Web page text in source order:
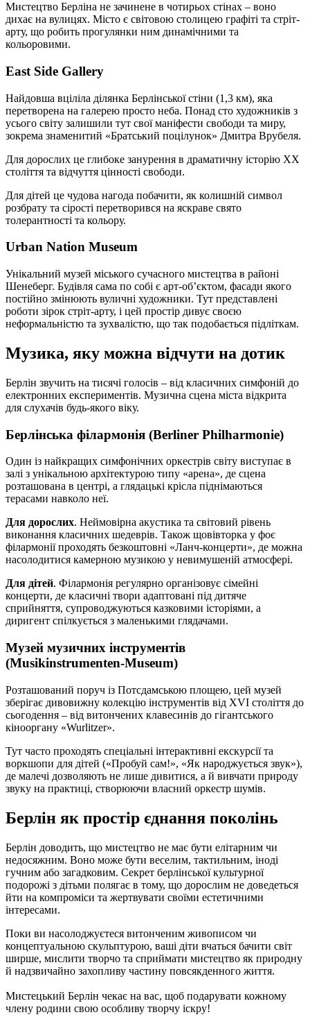
Мистецтво Берліна не зачинене в чотирьох стінах – воно
дихає на вулицях. Місто є світовою столицею графіті та стріт-
арту, що робить прогулянки ним динамічними та
кольоровими.
East Side Gallery
Найдовша вціліла ділянка Берлінської стіни (1,3 км), яка
перетворена на галерею просто неба. Понад сто художників з
усього світу залишили тут свої маніфести свободи та миру,
зокрема знаменитий «Братський поцілунок» Дмитра Врубеля.
Для дорослих це глибоке занурення в драматичну історію ХХ
століття та відчуття цінності свободи.
Для дітей це чудова нагода побачити, як колишній символ
розбрату та сірості перетворився на яскраве свято
толерантності та кольору.
Urban Nation Museum
Унікальний музей міського сучасного мистецтва в районі
Шенеберг. Будівля сама по собі є арт-об’єктом, фасади якого
постійно змінюють вуличні художники. Тут представлені
роботи зірок стріт-арту, і цей простір дивує своєю
неформальністю та зухвалістю, що так подобається підліткам.
Музика, яку можна відчути на дотик
Берлін звучить на тисячі голосів – від класичних симфоній до
електронних експериментів. Музична сцена міста відкрита
для слухачів будь-якого віку.
Берлінська філармонія (Berliner Philharmonie)
Один із найкращих симфонічних оркестрів світу виступає в
залі з унікальною архітектурою типу «арена», де сцена
розташована в центрі, а глядацькі крісла піднімаються
терасами навколо неї.
Для дорослих. Неймовірна акустика та світовий рівень
виконання класичних шедеврів. Також щовівторка у фоє
філармонії проходять безкоштовні «Ланч-концерти», де можна
насолодитися камерною музикою у невимушеній атмосфері.
Для дітей. Філармонія регулярно організовує сімейні
концерти, де класичні твори адаптовані під дитяче
сприйняття, супроводжуються казковими історіями, а
диригент спілкується з маленькими глядачами.
Музей музичних інструментів
(Musikinstrumenten-Museum)
Розташований поруч із Потсдамською площею, цей музей
зберігає дивовижну колекцію інструментів від XVI століття до
сьогодення – від витончених клавесинів до гігантського
кінооргану «Wurlitzer».
Тут часто проходять спеціальні інтерактивні екскурсії та
воркшопи для дітей («Пробуй сам!», «Як народжується звук»),
де малечі дозволяють не лише дивитися, а й вивчати природу
звуку на практиці, створюючи власний оркестр шумів.
Берлін як простір єднання поколінь
Берлін доводить, що мистецтво не має бути елітарним чи
недосяжним. Воно може бути веселим, тактильним, іноді
гучним або загадковим. Секрет берлінської культурної
подорожі з дітьми полягає в тому, що дорослим не доведеться
йти на компроміси та жертвувати своїми естетичними
інтересами.
Поки ви насолоджуєтеся витонченим живописом чи
концептуальною скульптурою, ваші діти вчаться бачити світ
ширше, мислити творчо та сприймати мистецтво як природну
й надзвичайно захопливу частину повсякденного життя.
Мистецький Берлін чекає на вас, щоб подарувати кожному
члену родини свою особливу творчу іскру!